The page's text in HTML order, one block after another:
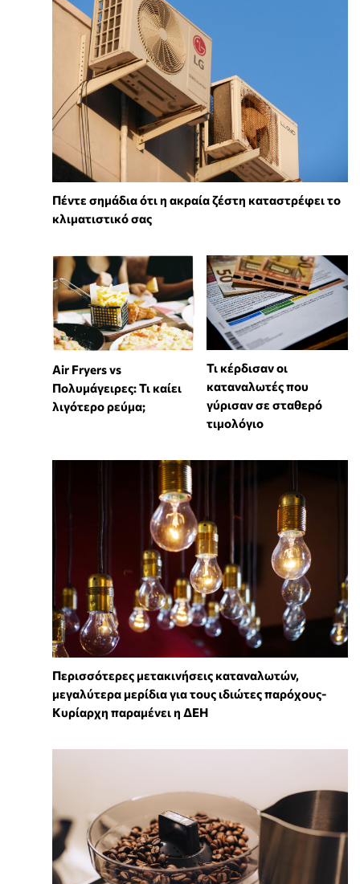
Πέντε σημάδια ότι η ακραία ζέστη καταστρέφει το
κλιματιστικό σας
Air Fryers vs
Πολυμάγειρες: Τι καίει
λιγότερο ρεύμα;
Τι κέρδισαν οι
καταναλωτές που
γύρισαν σε σταθερό
τιμολόγιο
Περισσότερες μετακινήσεις καταναλωτών,
μεγαλύτερα μερίδια για τους ιδιώτες παρόχους-
Κυρίαρχη παραμένει η ΔΕΗ